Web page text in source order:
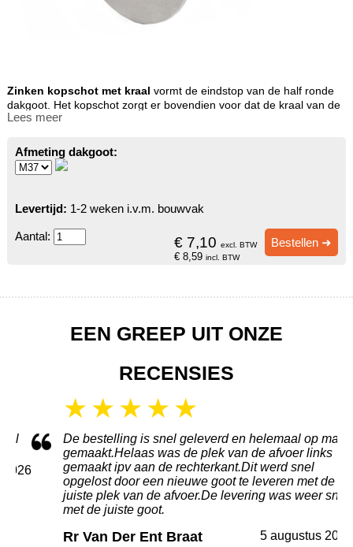
Zinken kopschot met kraal vormt de eindstop van de half ronde
dakgoot. Het kopschot zorgt er bovendien voor dat de kraal van de
goot doorloopt aan de zijkant en 65 mm aan de achterkant van de
Voor de linker- en rechter kant gebruikt u hetzelfde zinken kopschot
met kraal.
Aanrader:Aan onze zinken kopschot met kraal is op ambachtelijke
manier aan beide zijden een hulpstuk gesoldeerd. U hoeft uw goot
niet in verstek te knippen. Dit bespaart u wel 15 minuten op de
voorbereiding voor het solderen.
Lees meer
Afmeting dakgoot:
Levertijd: 1-2 weken i.v.m. bouwvak
Aantal: Bestellen ➜
€ 7,10excl. BTW
€ 8,59incl. BTW
EEN GREEP UIT ONZE
RECENSIES
De bestelling is snel geleverd en helemaal op maat
gemaakt.Helaas was de plek van de afvoer links
gemaakt ipv aan de rechterkant.Dit werd snel
opgelost door een nieuwe goot te leveren met de
juiste plek van de afvoer.De levering was weer snel
met de juiste goot.
5 augustus 2026
Rr Van Der Ent Braat